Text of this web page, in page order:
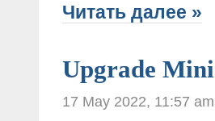
Читать далее »
Upgrade
17 May 2022, 11:57 am